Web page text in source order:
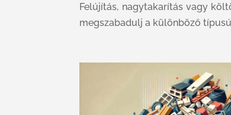
Felújítás, nagytakarítás vagy
megszabadulj a különböző